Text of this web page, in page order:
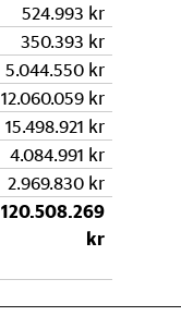
524.993 kr
350.393 kr
5.044.550 kr
12.060.059 kr
15.498.921 kr
4.084.991 kr
2.969.830 kr
120.508.269
kr